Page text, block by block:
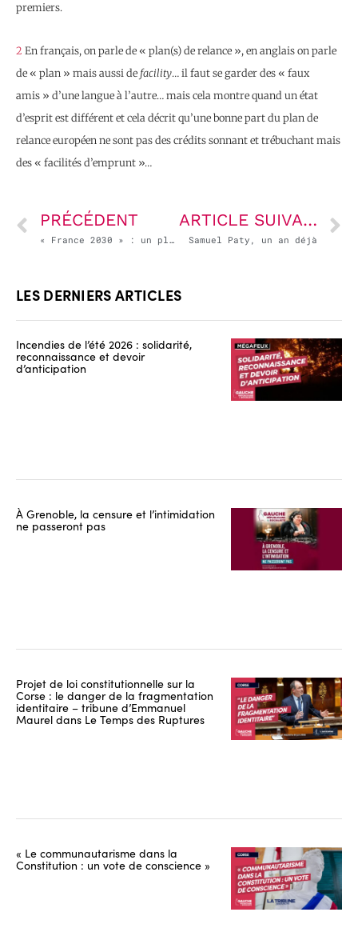
premiers.
2 En français, on parle de « plan(s) de relance », en anglais on parle
de « plan » mais aussi de facility… il faut se garder des « faux
amis » d’une langue à l’autre… mais cela montre quand un état
d’esprit est différent et cela décrit qu’une bonne part du plan de
relance européen ne sont pas des crédits sonnant et trébuchant mais
des « facilités d’emprunt »…
PRÉCÉDENT
« France 2030 » : un plan insuffisant et aujourd’hui la désindustrialisation se poursuit – par Marie-Noëlle Lienemann
ARTICLE SUIVANT
Samuel Paty, un an déjà
LES DERNIERS ARTICLES
Incendies de l’été 2026 : solidarité,
reconnaissance et devoir
d’anticipation
À Grenoble, la censure et l’intimidation
ne passeront pas
Projet de loi constitutionnelle sur la
Corse : le danger de la fragmentation
identitaire – tribune d’Emmanuel
Maurel dans Le Temps des Ruptures
« Le communautarisme dans la
Constitution : un vote de conscience »